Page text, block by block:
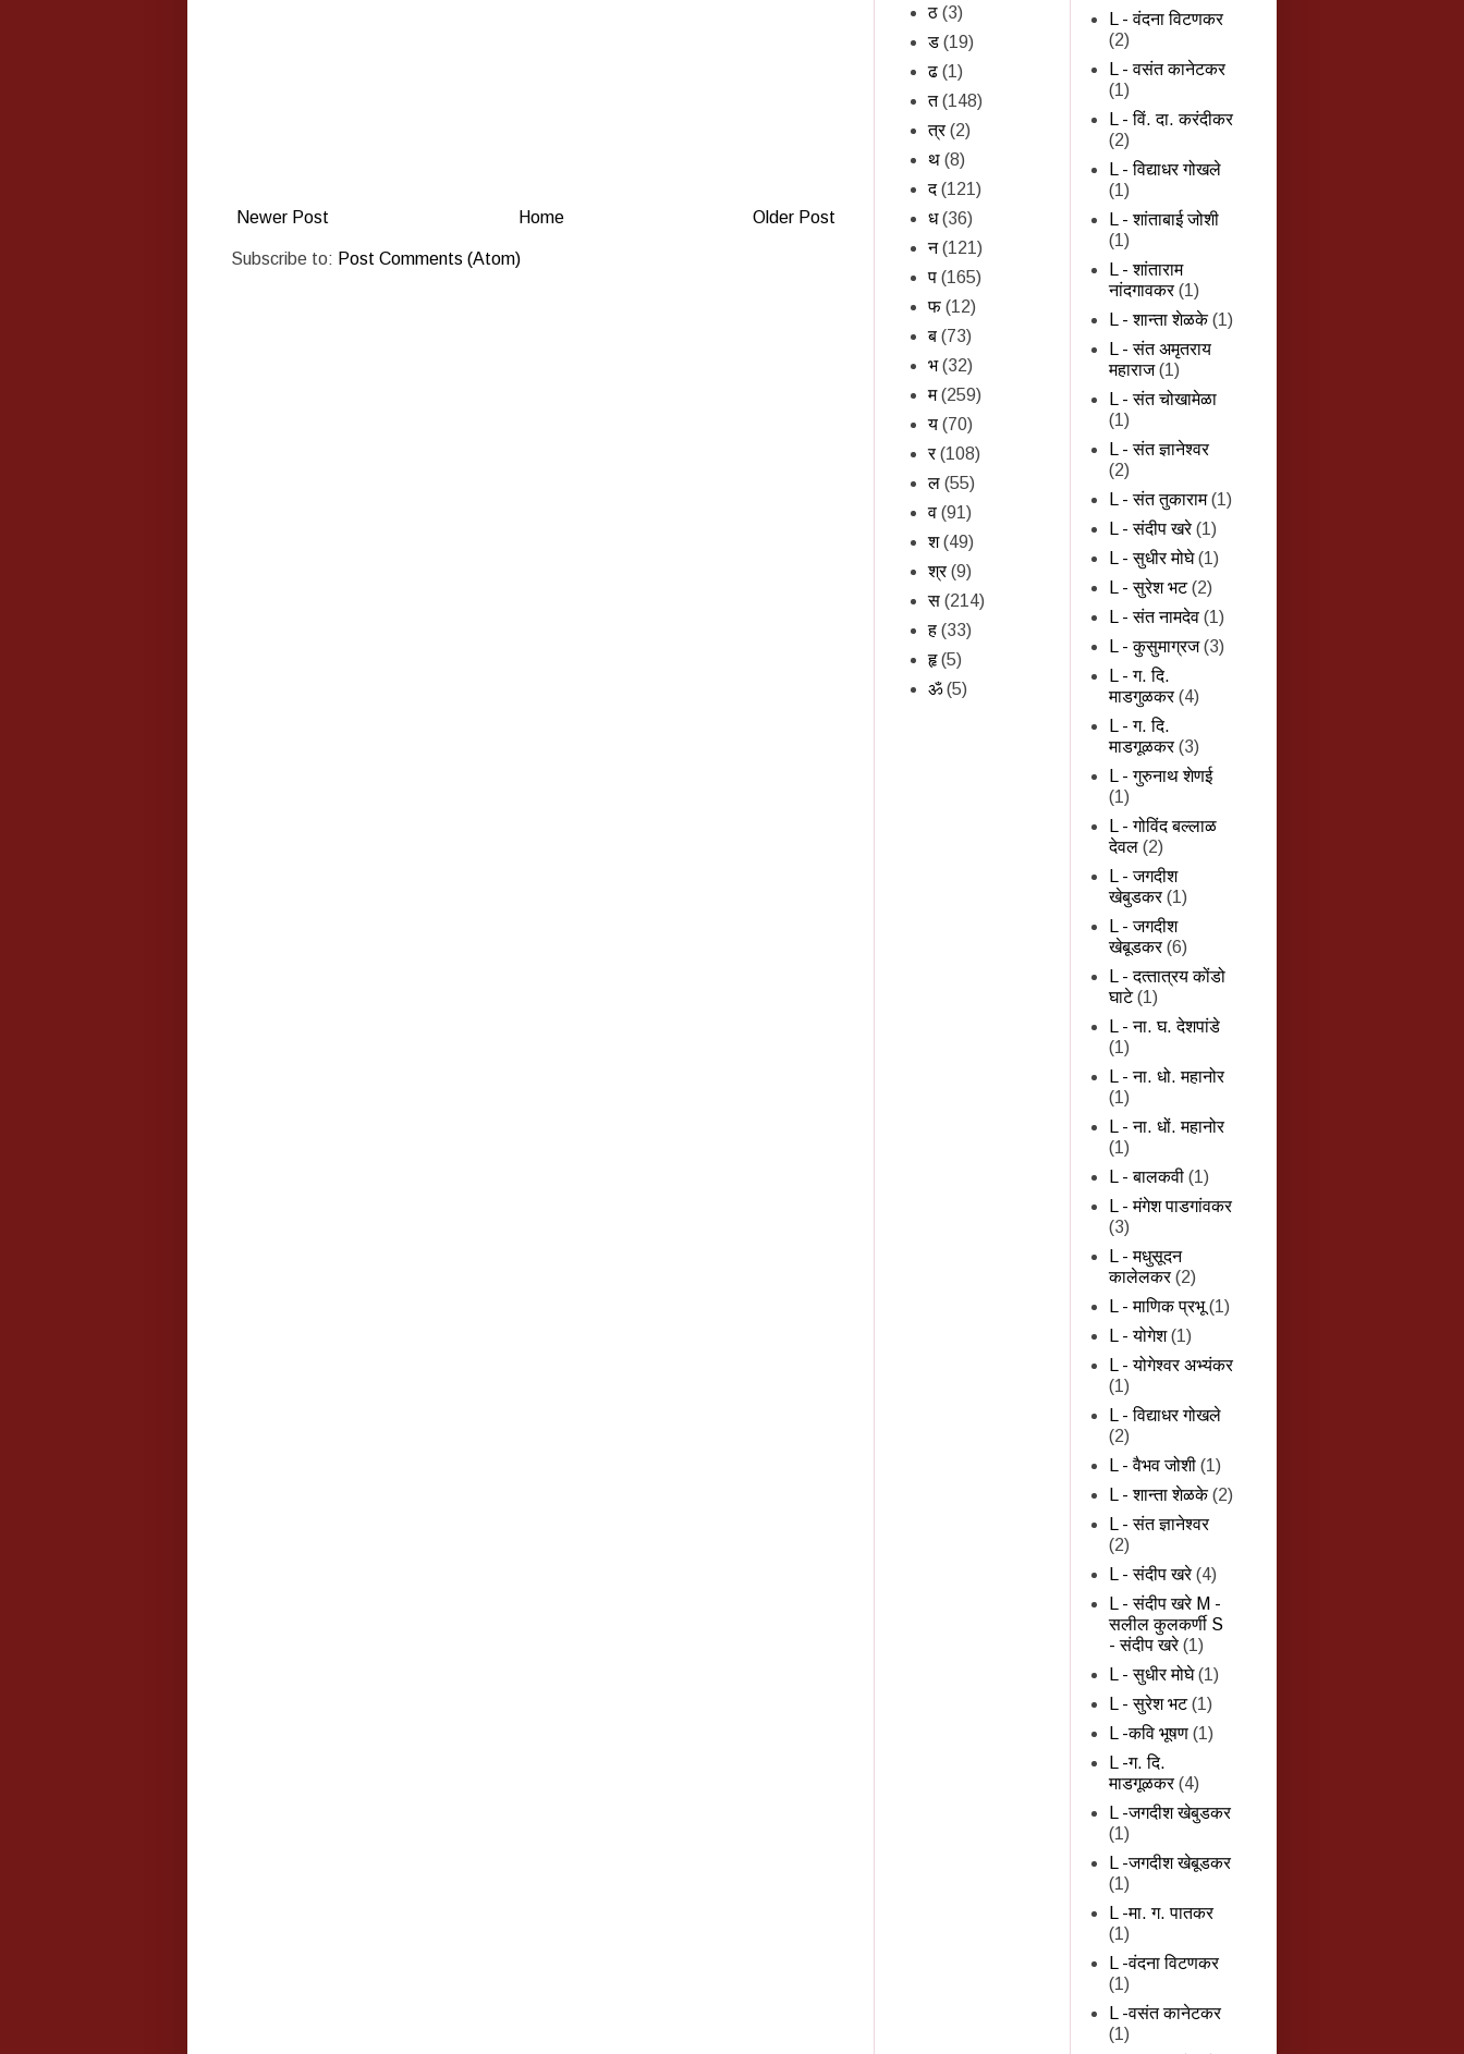
Newer Post Older Post
Home
Subscribe to: Post Comments (Atom)
ठ (3)
ड (19)
ढ (1)
त (148)
त्र (2)
थ (8)
द (121)
ध (36)
न (121)
प (165)
फ (12)
ब (73)
भ (32)
म (259)
य (70)
र (108)
ल (55)
व (91)
श (49)
श्र (9)
स (214)
ह (33)
हृ (5)
ॐ (5)
L - वंदना विटणकर
(2)
L - वसंत कानेटकर
(1)
L - विं. दा. करंदीकर
(2)
L - विद्याधर गोखले
(1)
L - शांताबाई जोशी
(1)
L - शांताराम
नांदगावकर (1)
L - शान्‍ता शेळके (1)
L - संत अमृतराय
महाराज (1)
L - संत चोखामेळा
(1)
L - संत ज्ञानेश्वर
(2)
L - संत तुकाराम (1)
L - संदीप खरे (1)
L - सुधीर मोघे (1)
L - सुरेश भट (2)
L - संत नामदेव (1)
L - कुसुमाग्रज (3)
L - ग. दि.
माडगुळकर (4)
L - ग. दि.
माडगूळकर (3)
L - गुरुनाथ शेणई
(1)
L - गोविंद बल्लाळ
देवल (2)
L - जगदीश
खेबुडकर (1)
L - जगदीश
खेबूडकर (6)
L - दत्‍तात्रय कोंडो
घाटे (1)
L - ना. घ. देशपांडे
(1)
L - ना. धो. महानोर
(1)
L - ना. धों. महानोर
(1)
L - बालकवी (1)
L - मंगेश पाडगांवकर
(3)
L - मधुसूदन
कालेलकर (2)
L - माणिक प्रभू (1)
L - योगेश (1)
L - योगेश्वर अभ्यंकर
(1)
L - विद्याधर गोखले
(2)
L - वैभव जोशी (1)
L - शान्‍ता शेळके (2)
L - संत ज्ञानेश्वर
(2)
L - संदीप खरे (4)
L - संदीप खरे M -
सलील कुलकर्णी S
- संदीप खरे (1)
L - सुधीर मोघे (1)
L - सुरेश भट (1)
L -कवि भूषण (1)
L -ग. दि.
माडगूळकर (4)
L -जगदीश खेबुडकर
(1)
L -जगदीश खेबूडकर
(1)
L -मा. ग. पातकर
(1)
L -वंदना विटणकर
(1)
L -वसंत कानेटकर
(1)